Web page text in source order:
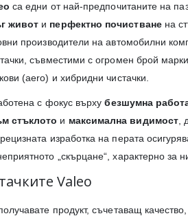
са едни от най-предпочитаните на
живот и перфектно почистванена
производители на автомобилни
съвместими с огромен брой
(aero) и хибридни чистачки.
с фокус върхубезшумна
стъклото и максимална видимост,
изработка на перата
„скърцане“, характерно за
Valeo
получавате продукт, съчетаващ